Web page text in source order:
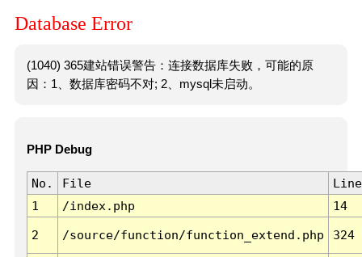
Database Error
(1040) 365建站错误警告：连接数据库失败，可能的原
因：1、数据库密码不对; 2、mysql未启动。
PHP Debug
No. File
Line
1
/index.php 14
2 /source/function/function_extend.php 324